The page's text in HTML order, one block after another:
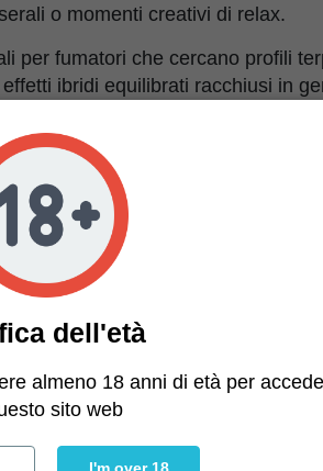
o momenti creativi di relax.
per fumatori che cercano profili
ibridi equilibrati racchiusi in
Milk &
equilibrato
alla banana, funk cremoso, gas
crema, gas dolce
dell'età
almeno 18 anni di età per
sito web